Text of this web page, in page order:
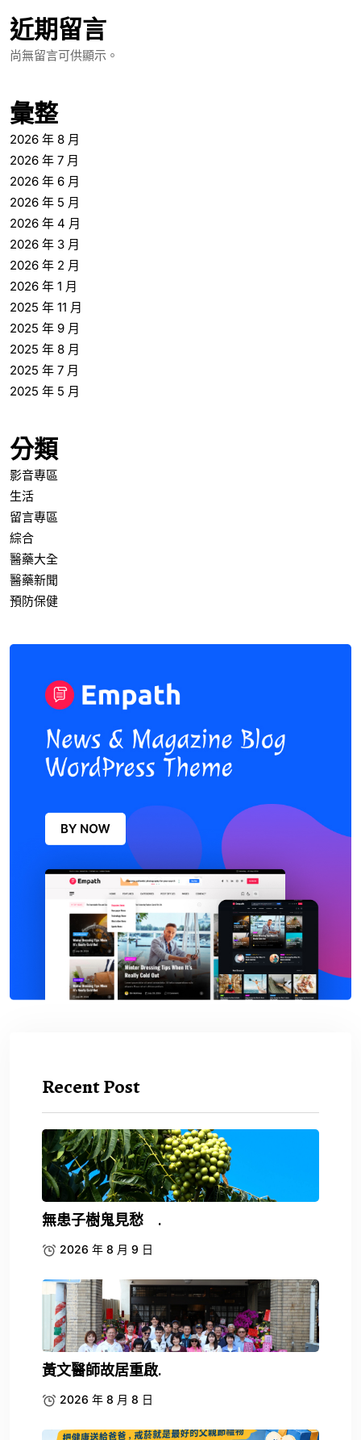
近期留言
尚無留言可供顯示。
彙整
2026 年 8 月
2026 年 7 月
2026 年 6 月
2026 年 5 月
2026 年 4 月
2026 年 3 月
2026 年 2 月
2026 年 1 月
2025 年 11 月
2025 年 9 月
2025 年 8 月
2025 年 7 月
2025 年 5 月
分類
影音專區
生活
留言專區
綜合
醫藥大全
醫藥新聞
預防保健
Recent Post
無患子樹鬼見愁 .
2026 年 8 月 9 日
黃文醫師故居重啟.
2026 年 8 月 8 日